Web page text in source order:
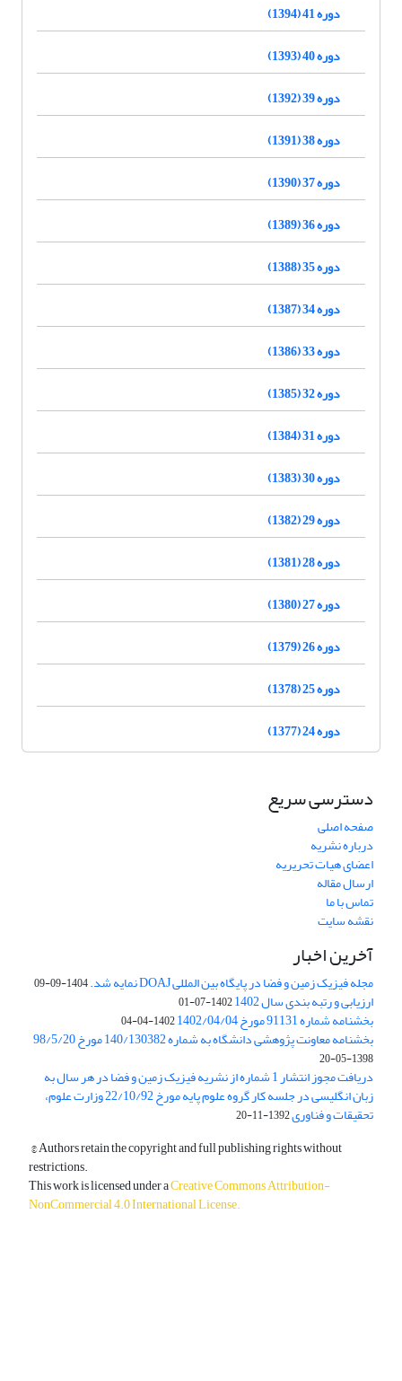
دوره 41 (1394)
دوره 40 (1393)
دوره 39 (1392)
دوره 38 (1391)
دوره 37 (1390)
دوره 36 (1389)
دوره 35 (1388)
دوره 34 (1387)
دوره 33 (1386)
دوره 32 (1385)
دوره 31 (1384)
دوره 30 (1383)
دوره 29 (1382)
دوره 28 (1381)
دوره 27 (1380)
دوره 26 (1379)
دوره 25 (1378)
دوره 24 (1377)
دسترسی سریع
صفحه اصلی
درباره نشریه
اعضای هیات تحریریه
ارسال مقاله
تماس با ما
نقشه سایت
آخرین اخبار
مجله فیزیک زمین و فضا در پایگاه بین المللی DOAJ نمایه شد. 1404-09-09
ارزیابی و رتبه بندی سال 1402 1402-07-01
بخشنامه شماره 91131 مورخ 1402/04/04 1402-04-04
بخشنامه معاونت پژوهشی دانشگاه به شماره 140/130382 مورخ 98/5/20
1398-05-20
دریافت مجوز انتشار 1 شماره از نشریه فیزیک زمین و فضا در هر سال به
زبان انگلیسی در جلسه کار گروه علوم پایه مورخ 22/10/92 وزارت علوم،
تحقیقات و فناوری1392-11-20
© Authors retain the copyright and full publishing rights without
restrictions.
This work is licensed under aCreative Commons Attribution-
NonCommercial 4.0 International License.